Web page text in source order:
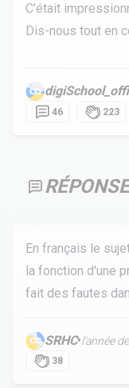
C'était
Dis-nous tout en
46 223
En français le
la fonction d'une
fait des fautes
SRHC•l’année
38